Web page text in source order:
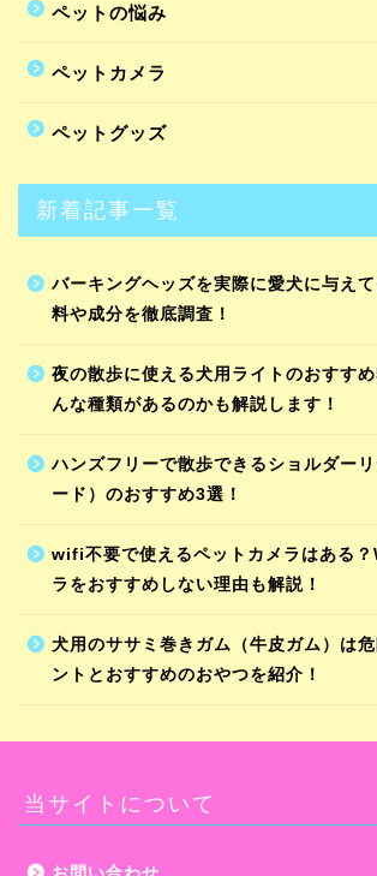
ペットの悩み
ペットカメラ
ペットグッズ
新着記事一覧
バーキングヘッズを実際に愛犬に与え
料や成分を徹底調査！
夜の散歩に使える犬用ライトのおすす
んな種類があるのかも解説します！
ハンズフリーで散歩できるショルダー
ード）のおすすめ3選！
wifi不要で使えるペットカメラはある
ラをおすすめしない理由も解説！
犬用のササミ巻きガム（牛皮ガム）は
ントとおすすめのおやつを紹介！
当サイトについて